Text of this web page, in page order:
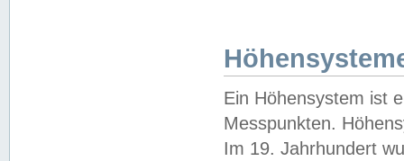
Ein Höhensystem ist
Messpunkten.
Im 19. Jahrhundert